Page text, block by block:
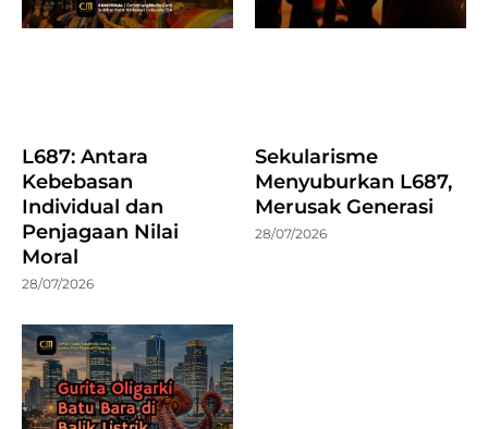
L687: Antara
Kebebasan
Individual dan
Penjagaan Nilai
Moral
28/07/2026
Sekularisme
Menyuburkan L687,
Merusak Generasi
28/07/2026